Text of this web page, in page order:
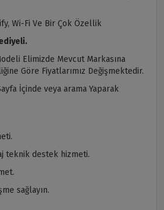
Wi-Fi Ve Bir Çok Özellik
Elimizde Mevcut Markasına
Göre Fiyatlarımız Değişmektedir.
İçinde veya arama Yaparak
teknik destek hizmeti.
sağlayın.